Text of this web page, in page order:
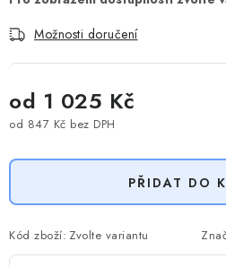
Možnosti doručení
od 1 025 Kč
od 847 Kč bez DPH
PŘIDAT DO
Kód zboží: Zvolte variantu